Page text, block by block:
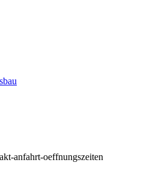
anfahrt-oeffnungszeiten